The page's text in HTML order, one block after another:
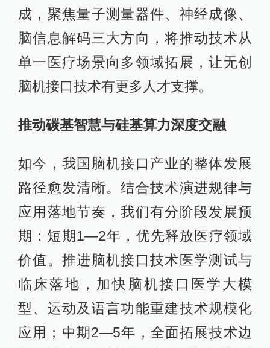
成，聚焦量子测量器件、神经成像、
脑信息解码三大方向，将推动技术从
单一医疗场景向多领域拓展，让无创
脑机接口技术有更多人才支撑。
推动碳基智慧与硅基算力深度交融
如今，我国脑机接口产业的整体发展
路径愈发清晰。结合技术演进规律与
应用落地节奏，我们有分阶段发展预
期：短期1—2年，优先释放医疗领域
价值。推进脑机接口技术医学测试与
临床落地，加快脑机接口医学大模
型、运动及语言功能重建技术规模化
应用；中期2—5年，全面拓展技术边